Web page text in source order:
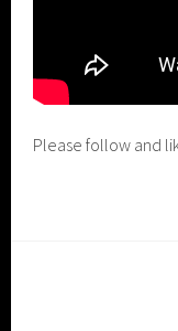
Please follow and